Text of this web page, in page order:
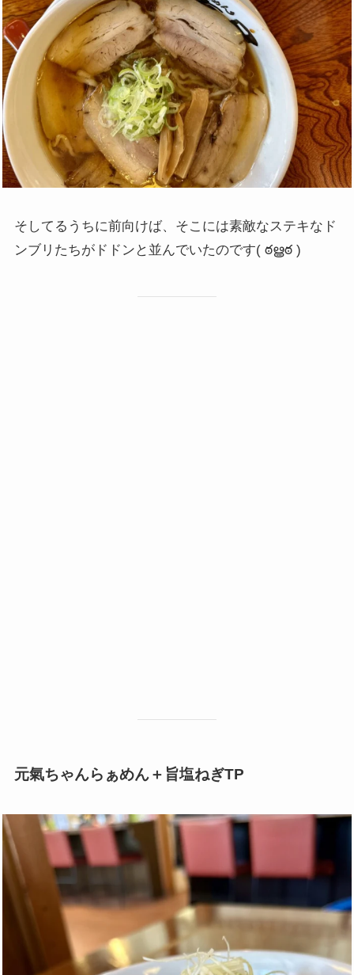
そしてるうちに前向けば、そこには素敵なステキなド
ンブリたちがドドンと並んでいたのです( ఠൠఠ )
元氣ちゃんらぁめん＋旨塩ねぎTP